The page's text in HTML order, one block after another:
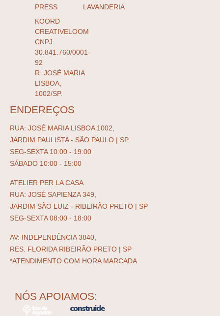
PRESS
KOORD
CREATIVELOOM
CNPJ:
30.841.760/0001-
92
R: JOSÉ MARIA
LISBOA,
1002/SP.
LAVANDERIA
ENDEREÇOS
RUA: JOSÉ MARIA LISBOA 1002,
JARDIM PAULISTA - SÃO PAULO | SP
SEG-SEXTA 10:00 - 19:00
SÁBADO 10:00 - 15:00
ATELIER PER LA CASA
RUA: JOSÉ SAPIENZA 349,
JARDIM SÃO LUIZ - RIBEIRÃO PRETO | SP
SEG-SEXTA 08:00 - 18:00
AV: INDEPENDÊNCIA 3840,
RES. FLORIDA RIBEIRÃO PRETO | SP
*ATENDIMENTO COM HORA MARCADA
NÓS APOIAMOS: